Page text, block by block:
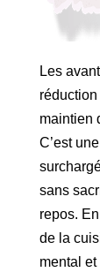
Les
maintien
C’est
sans
repos.
de la
mental